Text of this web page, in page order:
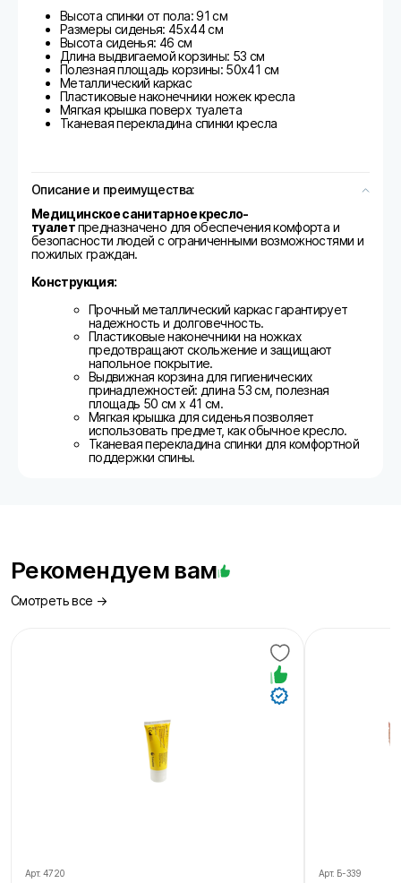
Высота спинки от пола: 91 см
Размеры сиденья: 45х44 см
Высота сиденья: 46 см
Длина выдвигаемой корзины: 53 см
Полезная площадь корзины: 50х41 см
Металлический каркас
Пластиковые наконечники ножек кресла
Мягкая крышка поверх туалета
Тканевая перекладина спинки кресла
Описание и преимущества:
Медицинское санитарное кресло-
туалетпредназначено для обеспечения комфорта и
безопасности людей с ограниченными возможностями и
пожилых граждан.
Конструкция:
Прочный металлический каркас гарантирует
надежность и долговечность.
Пластиковые наконечники на ножках
предотвращают скольжение и защищают
напольное покрытие.
Выдвижная корзина для гигиенических
принадлежностей: длина 53 см, полезная
площадь 50 см x 41 см.
Мягкая крышка для сиденья позволяет
использовать предмет, как обычное кресло.
Тканевая перекладина спинки для комфортной
поддержки спины.
Рекомендуем вам
Смотреть все →
Арт. 4720 Арт. Б-339